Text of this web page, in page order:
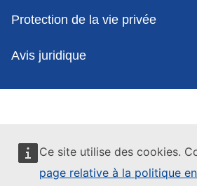
Ce site utilise des cookies.
page relative à la politique
Protection de la vie privée
Avis juridique